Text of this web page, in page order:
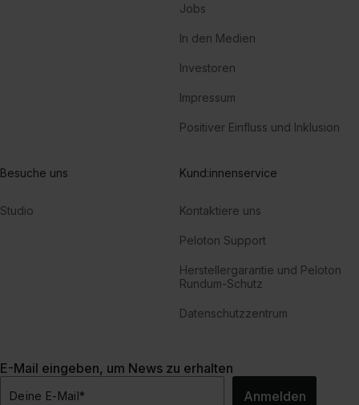
Jobs
In den Medien
Investoren
Impressum
Positiver Einfluss und Inklusion
Besuche uns
Studio
Kund:innenservice
Kontaktiere uns
Peloton Support
Herstellergarantie und Peloton
Rundum-Schutz
Datenschutzzentrum
E-Mail eingeben, um News zu erhalten
Deine E-Mail* Anmelden